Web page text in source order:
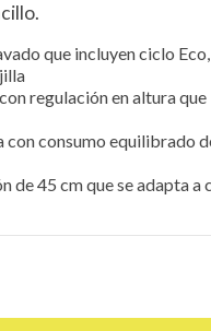
que incluyen ciclo
regulación en altura que
con consumo equilibrado
de 45 cm que se adapta a